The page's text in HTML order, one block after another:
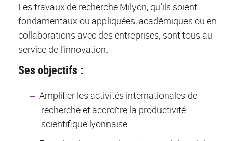
Les travaux de recherche Milyon, qu’ils soient
fondamentaux ou appliquées, académiques ou en
collaborations avec des entreprises, sont tous au
service de l’innovation.
Ses objectifs :
Amplifier les activités internationales de
recherche et accroître la productivité
scientifique lyonnaise